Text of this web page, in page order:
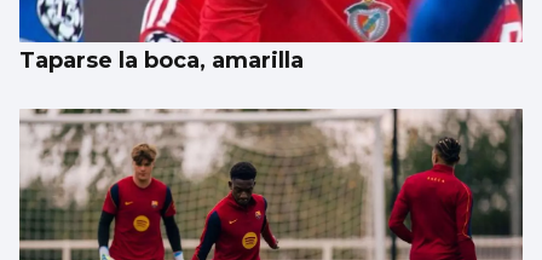
Taparse la boca, amarilla